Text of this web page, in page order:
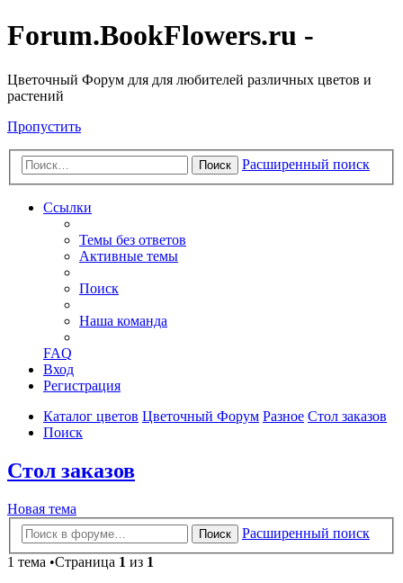
Forum.BookFlowers.ru -
Цветочный Форум для для любителей различных цветов и
растений
Пропустить
Поиск Расширенный поиск
Ссылки
Темы без ответов
Активные темы
Поиск
Наша команда
FAQ
Вход
Регистрация
Каталог цветов Цветочный Форум Разное Стол заказов
Поиск
Стол заказов
Новая тема
Поиск
Расширенный поиск
1 тема •Страница 1 из 1